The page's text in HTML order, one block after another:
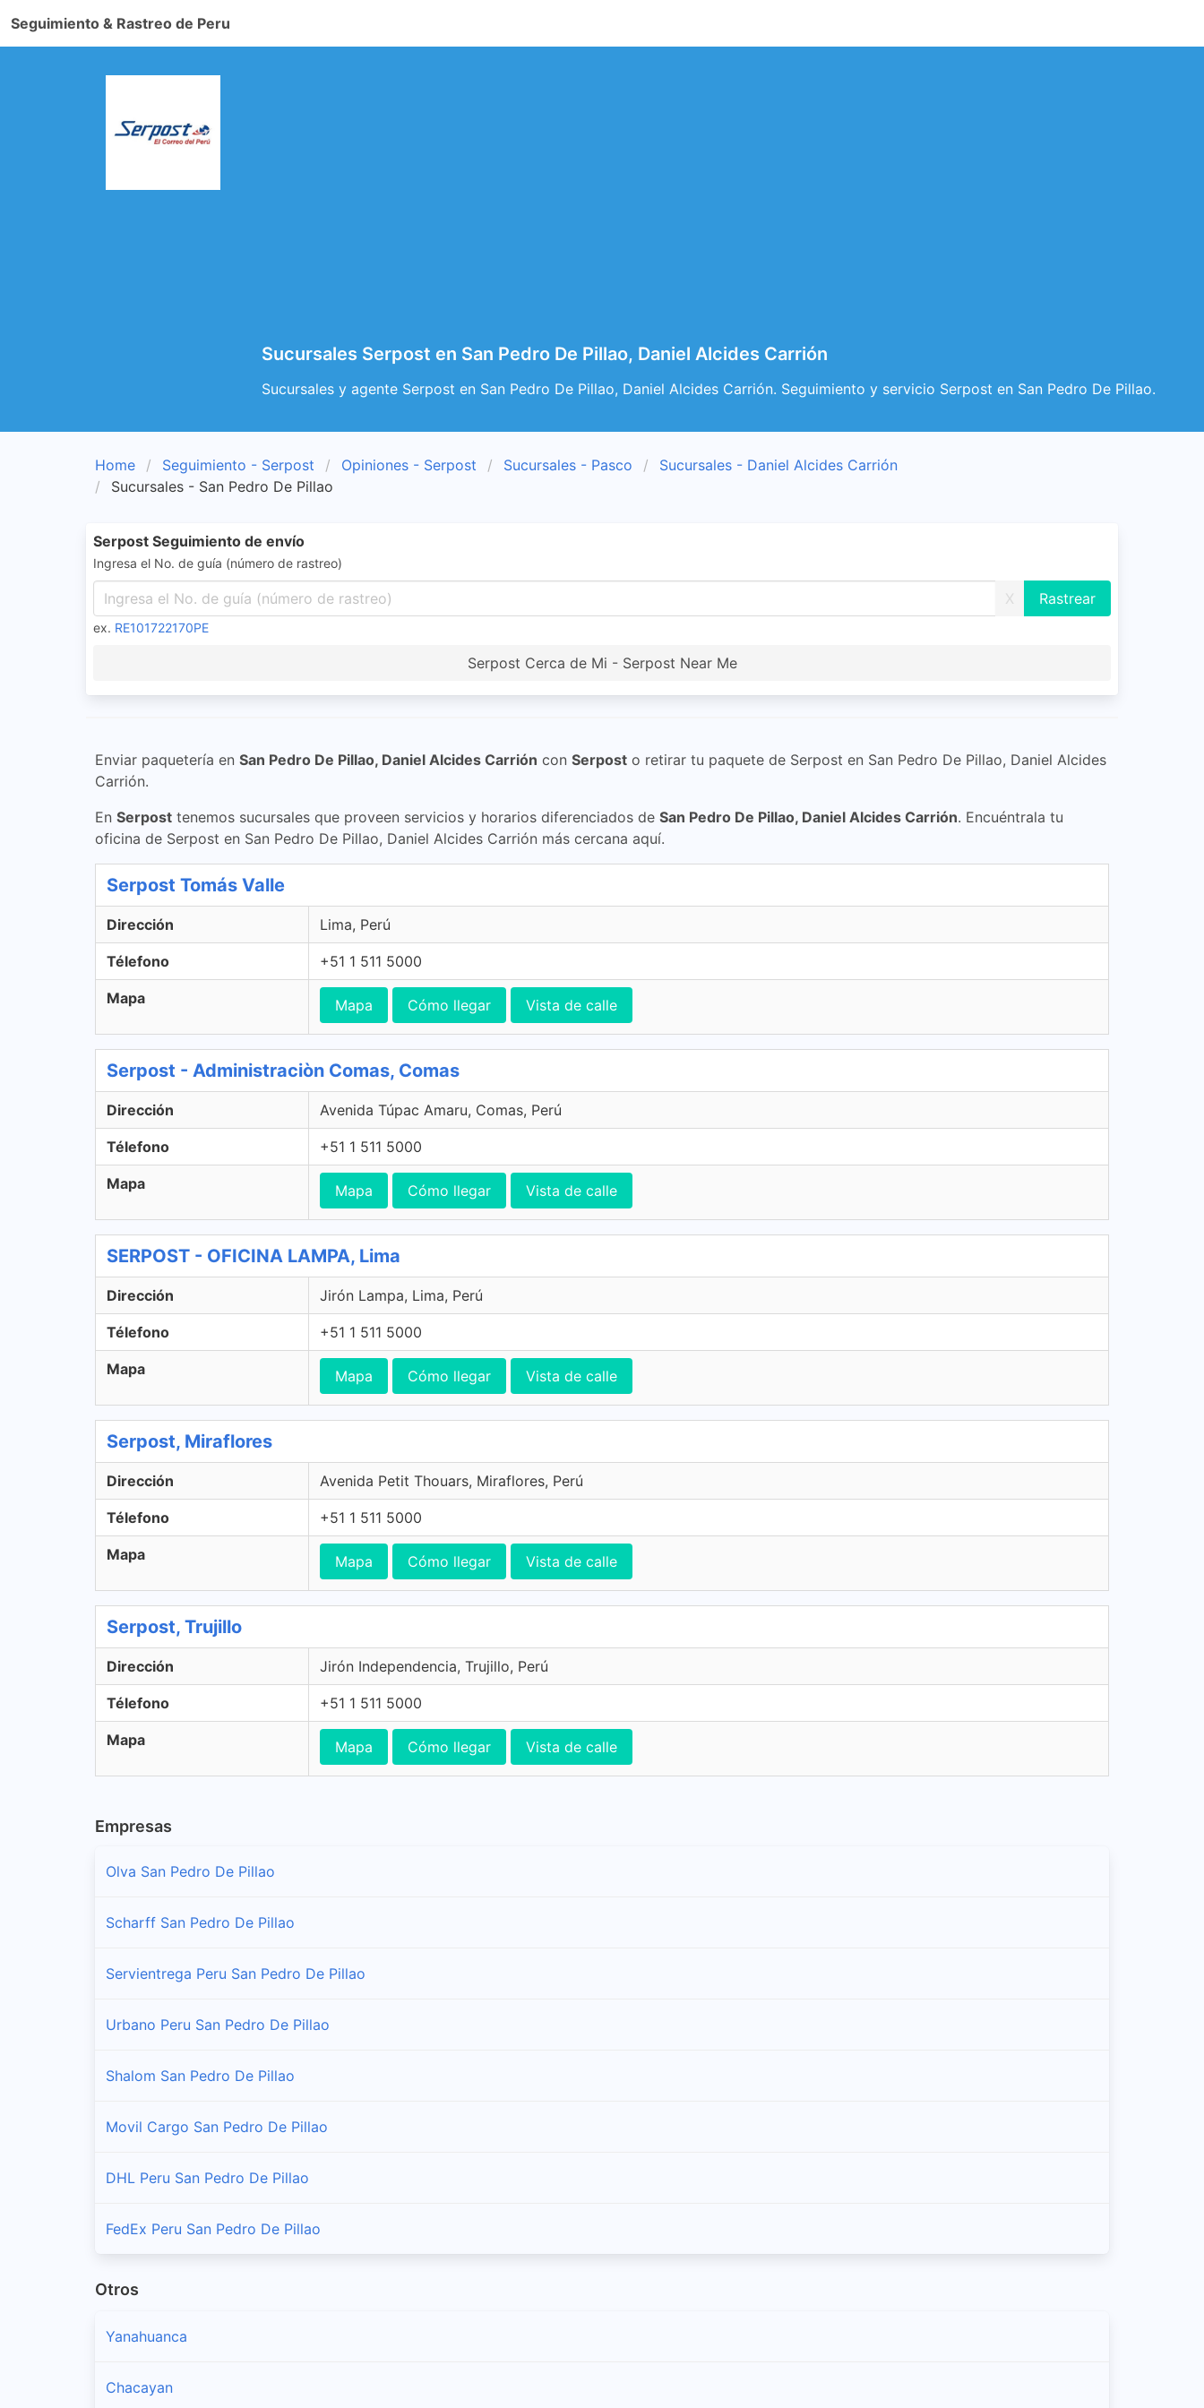
Seguimiento & Rastreo de Peru
Sucursales Serpost en San Pedro De Pillao, Daniel Alcides Carrión
Sucursales y agente Serpost en San Pedro De Pillao, Daniel Alcides Carrión. Seguimiento y servicio Serpost en San Pedro De Pillao.
Home Seguimiento - Serpost Opiniones - Serpost Sucursales - Pasco
Sucursales - Daniel Alcides Carrión
Sucursales - San Pedro De Pillao
Serpost Seguimiento de envío
Ingresa el No. de guía (número de rastreo)
X
ex. RE101722170PE
Serpost Cerca de Mi - Serpost Near Me
Enviar paquetería en San Pedro De Pillao, Daniel Alcides Carrión con Serpost o retirar tu paquete de Serpost en San Pedro De Pillao, Daniel Alcides
Carrión.
En Serpost tenemos sucursales que proveen servicios y horarios diferenciados de San Pedro De Pillao, Daniel Alcides Carrión. Encuéntrala tu
oficina de Serpost en San Pedro De Pillao, Daniel Alcides Carrión más cercana aquí.
Serpost Tomás Valle
Dirección Lima, Perú
Télefono +51 1 511 5000
Mapa Mapa Cómo llegar Vista de calle
Serpost - Administraciòn Comas, Comas
Dirección Avenida Túpac Amaru, Comas, Perú
Télefono +51 1 511 5000
Mapa Mapa Cómo llegar Vista de calle
SERPOST - OFICINA LAMPA, Lima
Dirección Jirón Lampa, Lima, Perú
Télefono +51 1 511 5000
Mapa Mapa Cómo llegar Vista de calle
Serpost, Miraflores
Dirección Avenida Petit Thouars, Miraflores, Perú
Télefono +51 1 511 5000
Mapa Mapa Cómo llegar Vista de calle
Serpost, Trujillo
Dirección Jirón Independencia, Trujillo, Perú
Télefono +51 1 511 5000
Mapa Mapa Cómo llegar Vista de calle
Empresas
Olva San Pedro De Pillao
Scharff San Pedro De Pillao
Servientrega Peru San Pedro De Pillao
Urbano Peru San Pedro De Pillao
Shalom San Pedro De Pillao
Movil Cargo San Pedro De Pillao
DHL Peru San Pedro De Pillao
FedEx Peru San Pedro De Pillao
Otros
Yanahuanca
Chacayan